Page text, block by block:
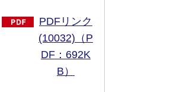
PDFリンク
(10032)（P
DF：692K
B）